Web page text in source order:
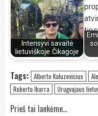
Intensyvi savaitė
lietuviškoje Čikagoje
Tags: Alberto Kaluzevicius
Roberto Ibarra
Urugvajaus
Prieš tai lankėme...